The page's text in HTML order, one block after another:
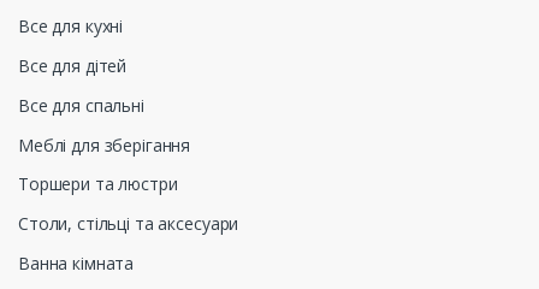
Все для кухні
Все для дітей
Все для спальні
Меблі для зберігання
Торшери та люстри
Столи, стільці та аксесуари
Ванна кімната